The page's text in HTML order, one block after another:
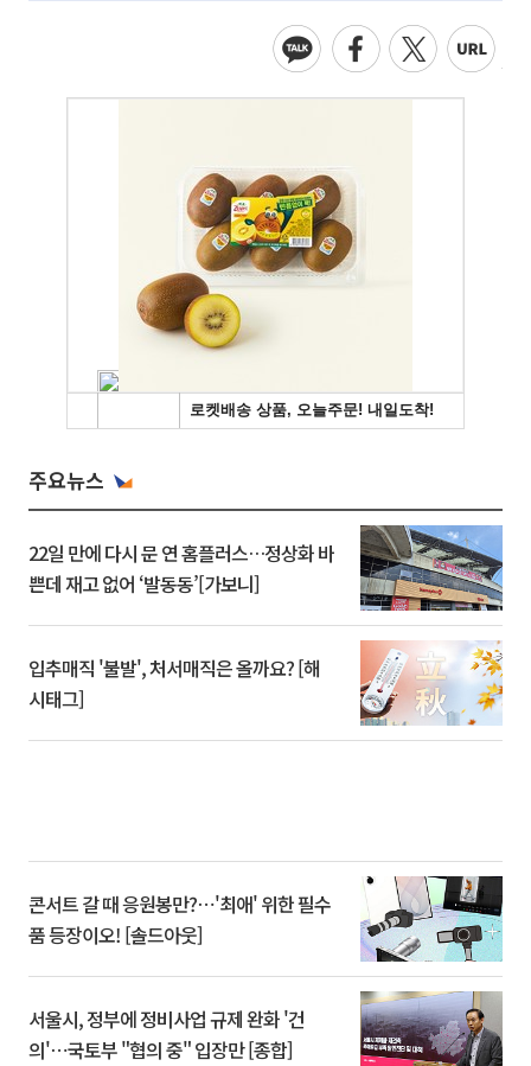
주요뉴스
22일 만에 다시 문 연 홈플러스…정상화 바
쁜데 재고 없어 ‘발동동’[가보니]
입추매직 '불발', 처서매직은 올까요? [해
시태그]
콘서트 갈 때 응원봉만?⋯'최애' 위한 필수
품 등장이오! [솔드아웃]
서울시, 정부에 정비사업 규제 완화 '건
의'⋯국토부 "협의 중" 입장만 [종합]